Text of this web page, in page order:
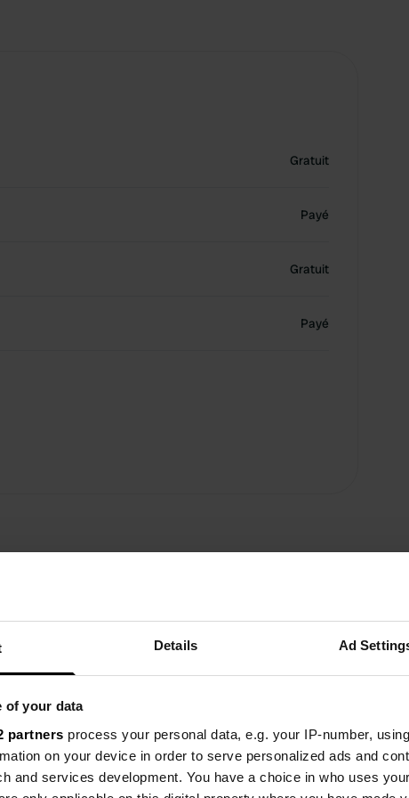
Details Ad
of your data
partners process your personal data, e.g. your IP-number,
on your device in order to serve personalized ads and
and services development. You have a choice in who uses
Gratuit
Payé
Gratuit
Payé
situé avec une aire pour
Nombreux emplacements